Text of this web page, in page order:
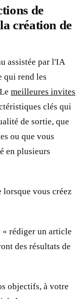
de
création de
assistée par l'IA
qui rend les
meilleures invites
clés qui
de sortie, que
ou que vous
en plusieurs
vous créez
« rédiger un article
des résultats de
objectifs, à votre